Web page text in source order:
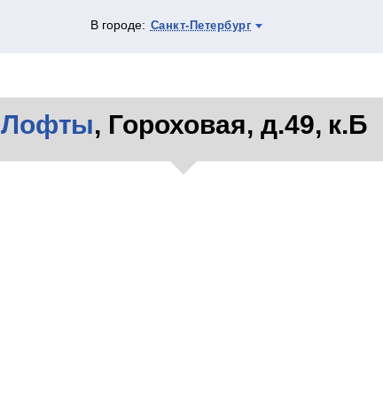
В городе: Санкт-Петербург
Лофты, Гороховая, д.49, к.Б